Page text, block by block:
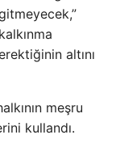
altını
meşru
kullandı.